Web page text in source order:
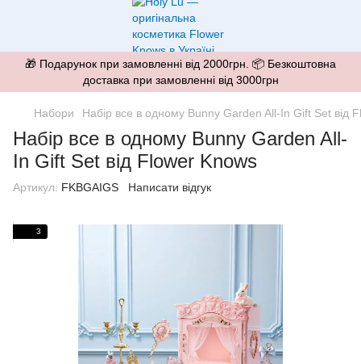
🎁 Подарунок при замовленні від 2000грн. 📦 Безкоштовна
доставка при замовленні від 3000грн
Набори Набір все в одному Bunny Garden All-In Gift Set від
Набір все в одному Bunny Garden All-
In Gift Set від Flower Knows
Артикул: FKBGAIGS Написати відгук
3